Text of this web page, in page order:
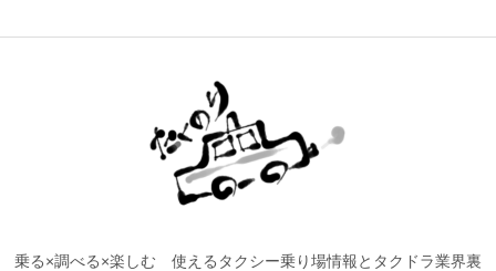
乗る×調べる×楽しむ 使えるタクシー乗り場情報とタクドラ業界裏